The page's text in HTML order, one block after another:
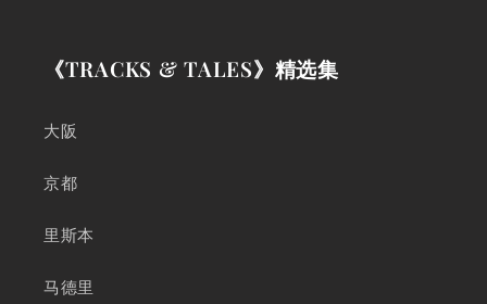
《TRACKS & TALES》精选集
大阪
京都
里斯本
马德里